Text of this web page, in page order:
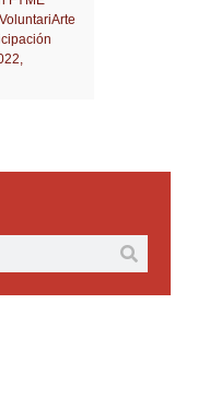
VoluntariArte
,